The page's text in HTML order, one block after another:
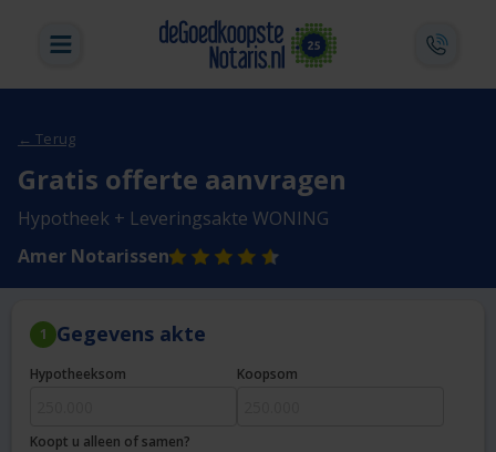
← Terug
Gratis offerte aanvragen
Hypotheek + Leveringsakte WONING
Amer Notarissen
1 Gegevens akte
Hypotheeksom Koopsom
Koopt u alleen of samen?